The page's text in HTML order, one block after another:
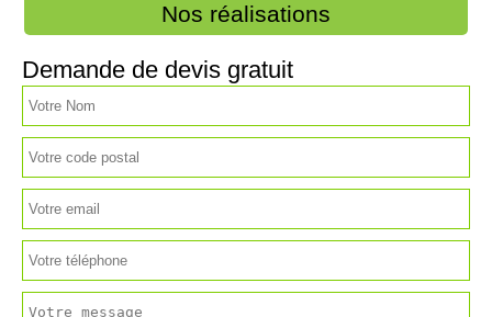
Nos réalisations
Demande de devis gratuit